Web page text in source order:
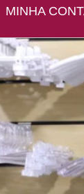
MINHA